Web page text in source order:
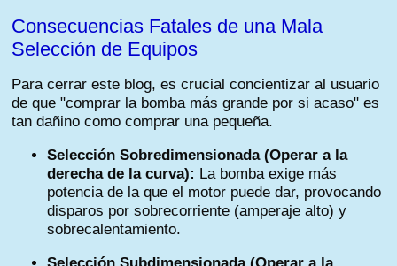
Consecuencias Fatales de una Mala
Selección de Equipos
Para cerrar este blog, es crucial concientizar al usuario
de que "comprar la bomba más grande por si acaso" es
tan dañino como comprar una pequeña.
Selección Sobredimensionada (Operar a la
derecha de la curva): La bomba exige más
potencia de la que el motor puede dar, provocando
disparos por sobrecorriente (amperaje alto) y
sobrecalentamiento.